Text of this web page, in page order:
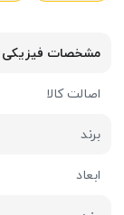
مشخصات فیزیکی
اصالت کالا
برند
ابعاد